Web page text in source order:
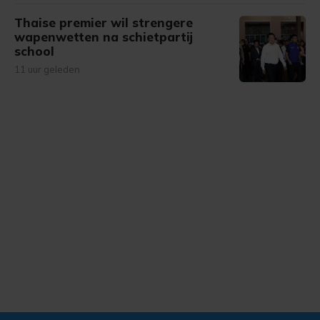
Thaise premier wil strengere
wapenwetten na schietpartij
school
11 uur geleden